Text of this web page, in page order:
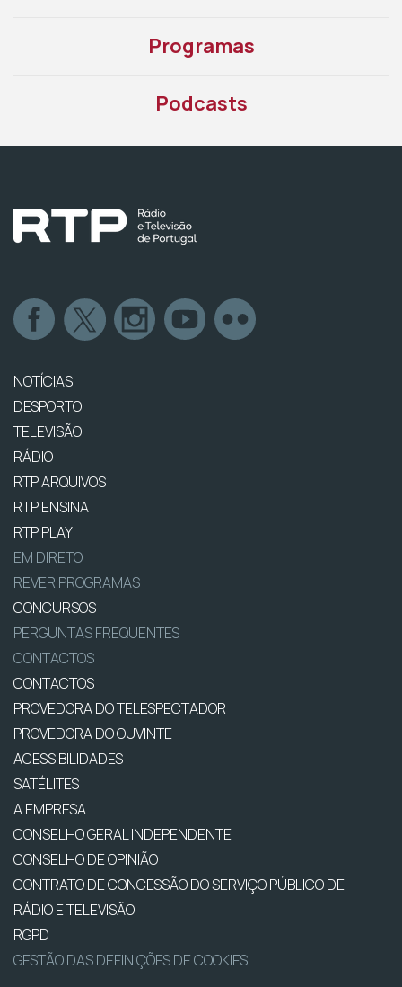
Programas
Podcasts
NOTÍCIAS
DESPORTO
TELEVISÃO
RÁDIO
RTP ARQUIVOS
RTP ENSINA
RTP PLAY
EM DIRETO
REVER PROGRAMAS
CONCURSOS
PERGUNTAS FREQUENTES
CONTACTOS
CONTACTOS
PROVEDORA DO TELESPECTADOR
PROVEDORA DO OUVINTE
ACESSIBILIDADES
SATÉLITES
A EMPRESA
CONSELHO GERAL INDEPENDENTE
CONSELHO DE OPINIÃO
CONTRATO DE CONCESSÃO DO SERVIÇO PÚBLICO DE
RÁDIO E TELEVISÃO
RGPD
GESTÃO DAS DEFINIÇÕES DE COOKIES